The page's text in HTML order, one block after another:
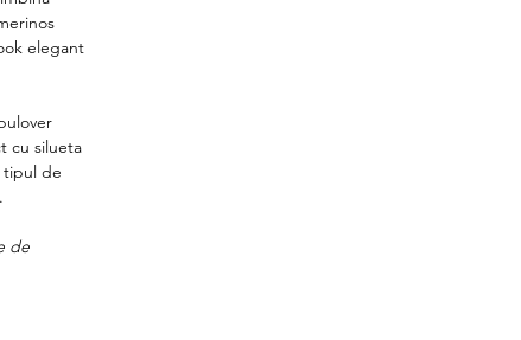
elegant
cu silueta
tipul de
de